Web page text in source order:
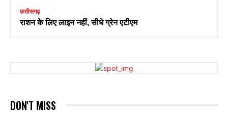
छत्तीसगढ़
राशन के लिए लाइन नहीं, सीधे ग्रेन एटीएम
DON'T MISS